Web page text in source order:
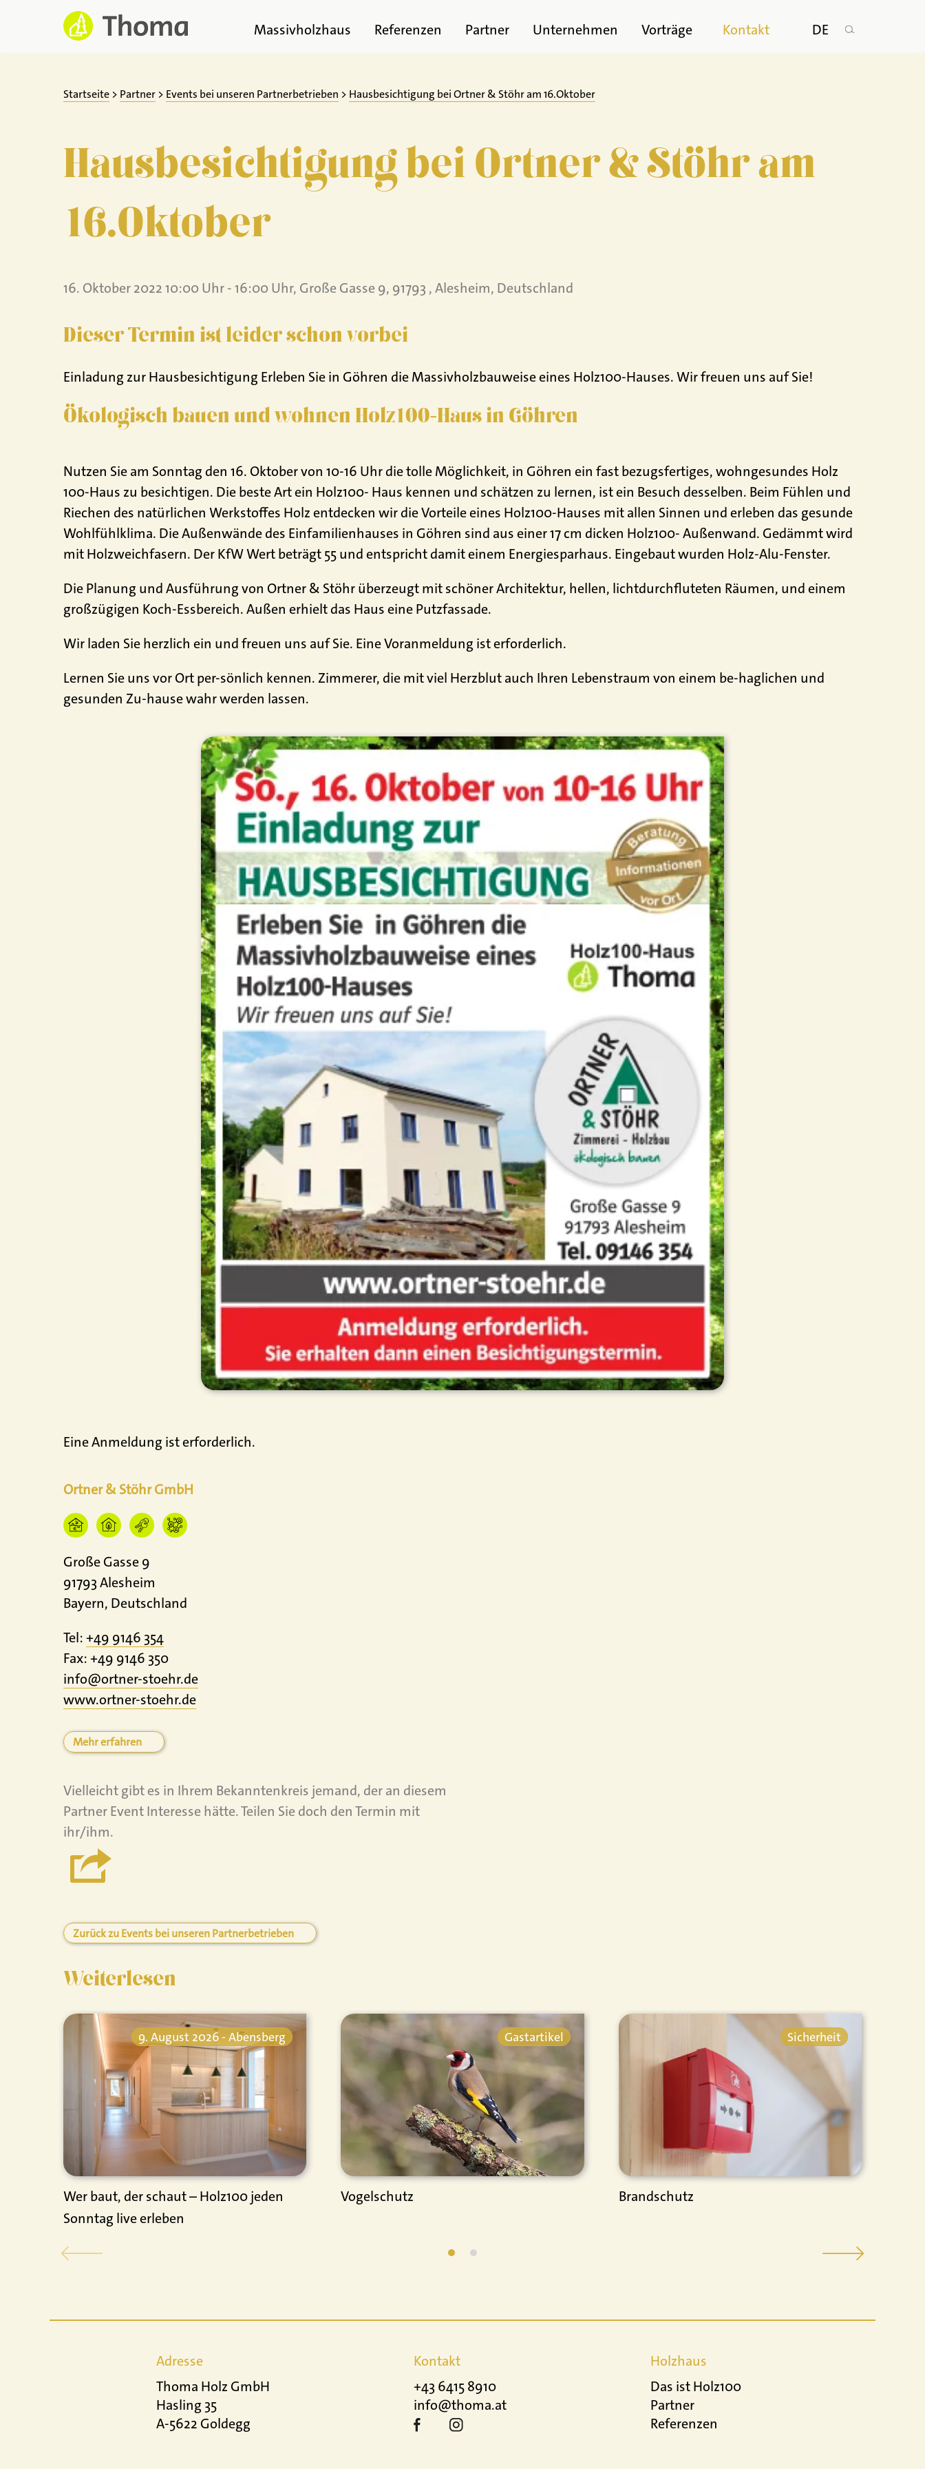
Massivholzhaus Referenzen Partner Unternehmen Vorträge Kontakt DE
Startseite > Partner > Events bei unseren Partnerbetrieben > Hausbesichtigung bei Ortner & Stöhr am 16.Oktober
Hausbesichtigung bei Ortner & Stöhr am
16.Oktober
16. Oktober 2022 10:00 Uhr - 16:00 Uhr, Große Gasse 9, 91793 , Alesheim, Deutschland
Dieser Termin ist leider schon vorbei
Einladung zur Hausbesichtigung Erleben Sie in Göhren die Massivholzbauweise eines Holz100-Hauses. Wir freuen uns auf Sie!
Ökologisch bauen und wohnen Holz100-Haus in Göhren
Nutzen Sie am Sonntag den 16. Oktober von 10-16 Uhr die tolle Möglichkeit, in Göhren ein fast bezugsfertiges, wohngesundes Holz
100-Haus zu besichtigen. Die beste Art ein Holz100- Haus kennen und schätzen zu lernen, ist ein Besuch desselben. Beim Fühlen und
Riechen des natürlichen Werkstoffes Holz entdecken wir die Vorteile eines Holz100-Hauses mit allen Sinnen und erleben das gesunde
Wohlfühlklima. Die Außenwände des Einfamilienhauses in Göhren sind aus einer 17 cm dicken Holz100- Außenwand. Gedämmt wird
mit Holzweichfasern. Der KfW Wert beträgt 55 und entspricht damit einem Energiesparhaus. Eingebaut wurden Holz-Alu-Fenster.
Die Planung und Ausführung von Ortner & Stöhr überzeugt mit schöner Architektur, hellen, lichtdurchfluteten Räumen, und einem
großzügigen Koch-Essbereich. Außen erhielt das Haus eine Putzfassade.
Wir laden Sie herzlich ein und freuen uns auf Sie. Eine Voranmeldung ist erforderlich.
Lernen Sie uns vor Ort per-sönlich kennen. Zimmerer, die mit viel Herzblut auch Ihren Lebenstraum von einem be-haglichen und
gesunden Zu-hause wahr werden lassen.
Eine Anmeldung ist erforderlich.
Ortner & Stöhr GmbH
Große Gasse 9
91793 Alesheim
Bayern, Deutschland
Tel:+49 9146 354
Fax: +49 9146 350
info@ortner-stoehr.de
www.ortner-stoehr.de
Mehr erfahren
Vielleicht gibt es in Ihrem Bekanntenkreis jemand, der an diesem
Partner Event Interesse hätte. Teilen Sie doch den Termin mit
ihr/ihm.
Zurück zu Events bei unseren Partnerbetrieben
Weiterlesen
9. August 2026 - Abensberg
Wer baut, der schaut – Holz100 jeden
Sonntag live erleben
Gastartikel
Vogelschutz
Sicherheit
Brandschutz
Adresse
Thoma Holz GmbH
Hasling 35
A-5622 Goldegg
Kontakt
+43 6415 8910
info@thoma.at
Holzhaus
Das ist Holz100
Partner
Referenzen